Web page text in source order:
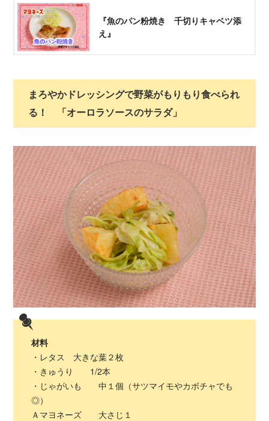
『魚のパン粉焼き 千切りキャベツ添
え』
まろやかドレッシングで野菜がもりもり食べられ
る！ 「オーロラソースのサラダ」
材料
・レタス 大きな葉２枚
・きゅうり 1/2本
・じゃがいも 中１個（サツマイモやカボチャでも
◎）
Ａマヨネーズ 大さじ１